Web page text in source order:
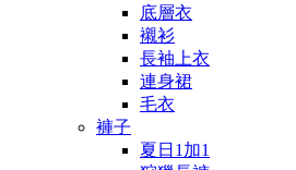
底層衣
襯衫
長袖上衣
連身裙
毛衣
褲子
夏日1加1